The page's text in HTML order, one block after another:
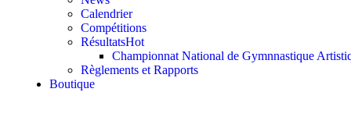
Calendrier
Compétitions
RésultatsHot
Championnat National de Gymnnastique
Règlements et Rapports
Boutique